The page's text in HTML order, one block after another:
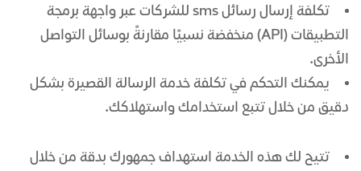
تكلفة إرسال رسائل sms للشركات
عبر واجهة برمجة
التطبيقات (API) منخفضة نسبيًا مقارنةً بوسائل التواصل
الأخرى.
يمكنك التحكم في تكلفةخدمة الرسالة القصيرة بشكل
دقيق من خلال تتبع استخدامك واستهلاكك.
تتيح لك هذه الخدمة استهداف جمهورك بدقة من خلال